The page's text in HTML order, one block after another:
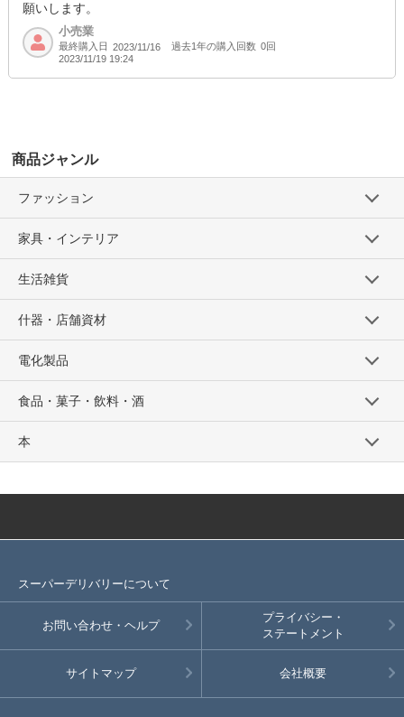
願いします。
小売業
最終購入日 2023/11/16 過去1年の購入回数 0回
2023/11/19 19:24
商品ジャンル
ファッション
家具・インテリア
生活雑貨
什器・店舗資材
電化製品
食品・菓子・飲料・酒
本
スーパーデリバリーについて
お問い合わせ・ヘルプ
プライバシー・
ステートメント
サイトマップ 会社概要